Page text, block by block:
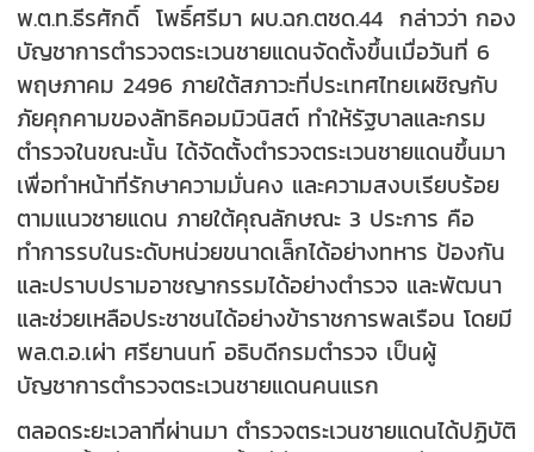
พ.ต.ท.ธีรศักดิ์ โพธิ์ศรีมา ผบ.ฉก.ตชด.44 กล่าวว่า กอง
บัญชาการตำรวจตระเวนชายแดนจัดตั้งขึ้นเมื่อวันที่ 6
พฤษภาคม 2496 ภายใต้สภาวะที่ประเทศไทยเผชิญกับ
ภัยคุกคามของลัทธิคอมมิวนิสต์ ทำให้รัฐบาลและกรม
ตำรวจในขณะนั้น ได้จัดตั้งตำรวจตระเวนชายแดนขึ้นมา
เพื่อทำหน้าที่รักษาความมั่นคง และความสงบเรียบร้อย
ตามแนวชายแดน ภายใต้คุณลักษณะ 3 ประการ คือ
ทำการรบในระดับหน่วยขนาดเล็กได้อย่างทหาร ป้องกัน
และปราบปรามอาชญากรรมได้อย่างตำรวจ และพัฒนา
และช่วยเหลือประชาชนได้อย่างข้าราชการพลเรือน โดยมี
พล.ต.อ.เผ่า ศรียานนท์ อธิบดีกรมตำรวจ เป็นผู้
บัญชาการตำรวจตระเวนชายแดนคนแรก
ตลอดระยะเวลาที่ผ่านมา ตำรวจตระเวนชายแดนได้ปฏิบัติ